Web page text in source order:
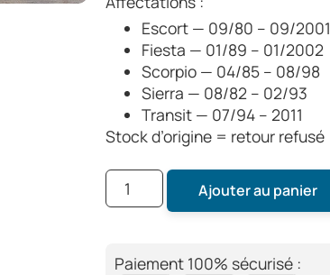
Escort — 09/80 – 09/2001
Fiesta — 01/89 – 01/2002
Scorpio — 04/85 – 08/98
Sierra — 08/82 – 02/93
Transit — 07/94 – 2011
Stock d’origine = retour refusé
Ajouter au panier
Paiement 100% sécurisé :